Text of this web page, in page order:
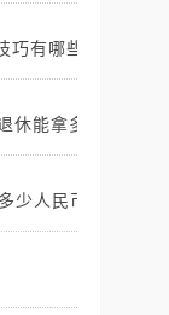
巧有哪些
休能拿多少钱
少人民币汇率.